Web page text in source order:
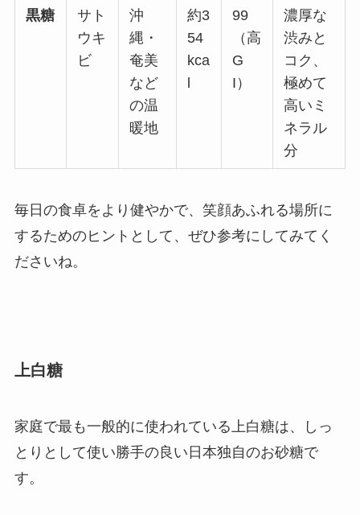
黒糖
サト
ウキ
ビ
沖
縄・
奄美
など
の温
暖地
約3
54
kca
l
99
（高
G
I）
濃厚な
渋みと
コク、
極めて
高いミ
ネラル
分
毎日の食卓をより健やかで、笑顔あふれる場所に
するためのヒントとして、ぜひ参考にしてみてく
ださいね。
上白糖
家庭で最も一般的に使われている上白糖は、しっ
とりとして使い勝手の良い日本独自のお砂糖で
す。